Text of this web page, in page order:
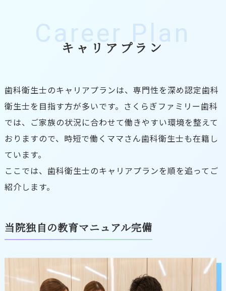
Career Plan
キャリアプラン
歯科衛生士のキャリアプランは、専門性を深め認定歯科
衛生士を目指す方が多いです。さくらぎファミリー歯科
では、ご家族の状況に合わせて働きやすい環境を整えて
おりますので、時短で働くママさん歯科衛生士も在籍し
ています。
ここでは、歯科衛生士のキャリアプランを順を追ってご
紹介します。
当院独自の教育マニュアル完備